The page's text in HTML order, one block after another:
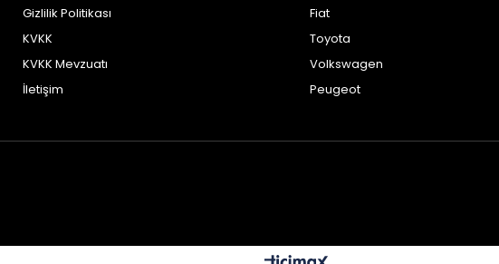
Gizlilik Politikası
KVKK
KVKK Mevzuatı
İletişim
Fiat
Toyota
Volkswagen
Peugeot